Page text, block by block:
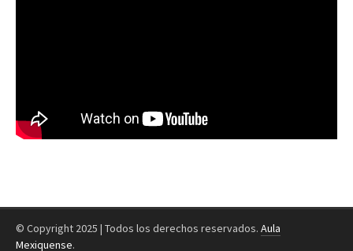
© Copyright 2025 | Todos los derechos reservados. Aula
Mexiquense.